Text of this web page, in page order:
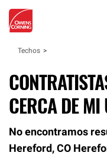
Techos
CERCA DE
No encontramos
Hereford, CO